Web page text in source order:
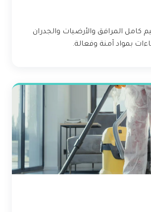
كامل المرافق والأرضيات والجدران
بمواد آمنة وفعالة.